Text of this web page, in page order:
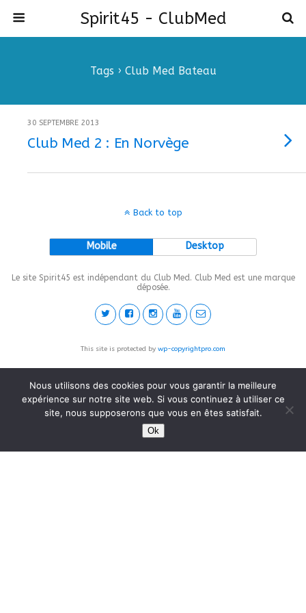
Spirit45 - ClubMed
Tags › Club Med Bateau
30 SEPTEMBRE 2013
Club Med 2 : En Norvège
Back to top
Mobile Desktop
Le site Spirit45 est indépendant du Club Med. Club Med est une marque
déposée.
This site is protected by wp-copyrightpro.com
Nous utilisons des cookies pour vous garantir la meilleure
expérience sur notre site web. Si vous continuez à utiliser ce
site, nous supposerons que vous en êtes satisfait.
Ok